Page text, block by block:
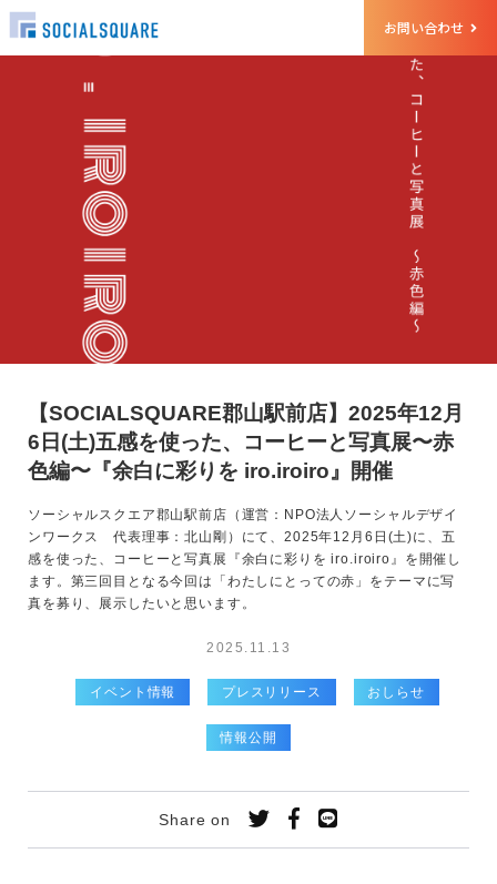
お問い合わせ
【SOCIALSQUARE郡山駅前店】2025年12月
6日(土)五感を使った、コーヒーと写真展〜赤
色編〜『余白に彩りを iro.iroiro』開催
ソーシャルスクエア郡山駅前店（運営：NPO法人ソーシャルデザイ
ンワークス 代表理事：北山剛）にて、2025年12月6日(土)に、五
感を使った、コーヒーと写真展『余白に彩りを iro.iroiro』を開催し
ます。第三回目となる今回は「わたしにとっての赤」をテーマに写
真を募り、展示したいと思います。
2025.11.13
イベント情報 プレスリリース おしらせ
情報公開
Share on